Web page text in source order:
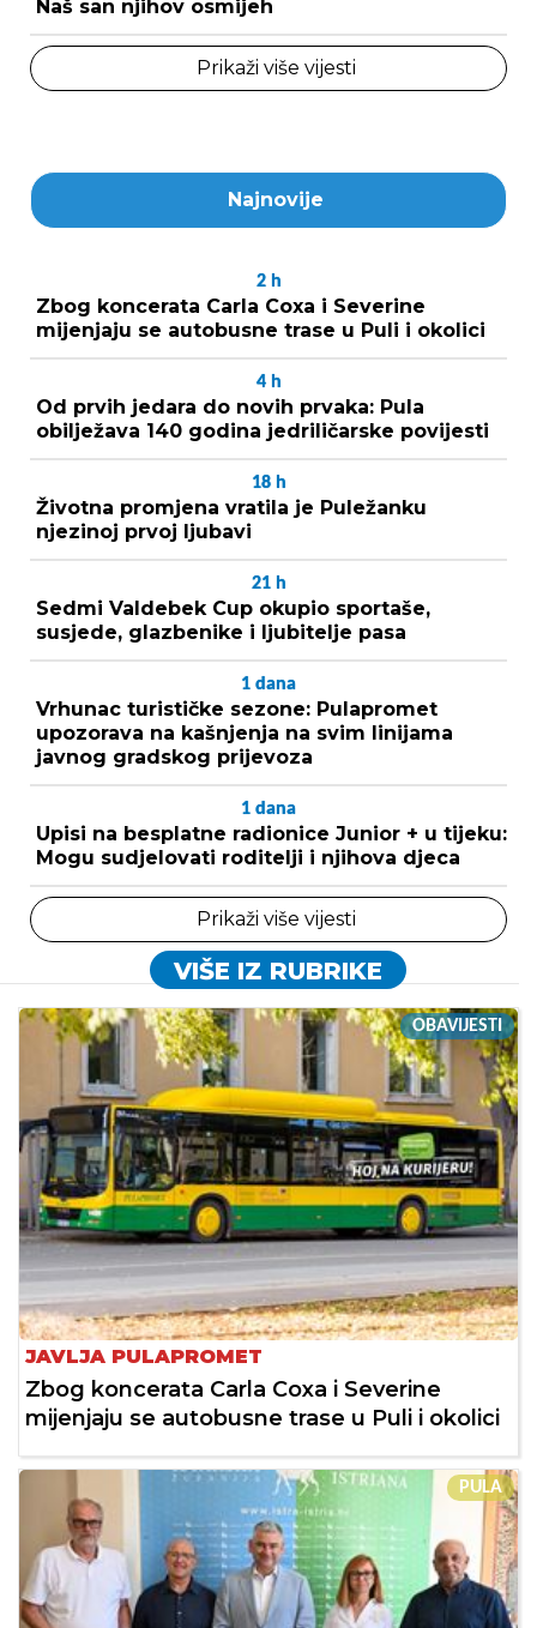
Naš san njihov osmijeh
Prikaži više vijesti
Najnovije
2 h
Zbog koncerata Carla Coxa i Severine
mijenjaju se autobusne trase u Puli i okolici
4 h
Od prvih jedara do novih prvaka: Pula
obilježava 140 godina jedriličarske povijesti
18 h
Životna promjena vratila je Puležanku
njezinoj prvoj ljubavi
21 h
Sedmi Valdebek Cup okupio sportaše,
susjede, glazbenike i ljubitelje pasa
1 dana
Vrhunac turističke sezone: Pulapromet
upozorava na kašnjenja na svim linijama
javnog gradskog prijevoza
1 dana
Upisi na besplatne radionice Junior + u tijeku:
Mogu sudjelovati roditelji i njihova djeca
Prikaži više vijesti
VIŠE IZ RUBRIKE
OBAVIJESTI
JAVLJA PULAPROMET
Zbog koncerata Carla Coxa i Severine
mijenjaju se autobusne trase u Puli i okolici
PULA